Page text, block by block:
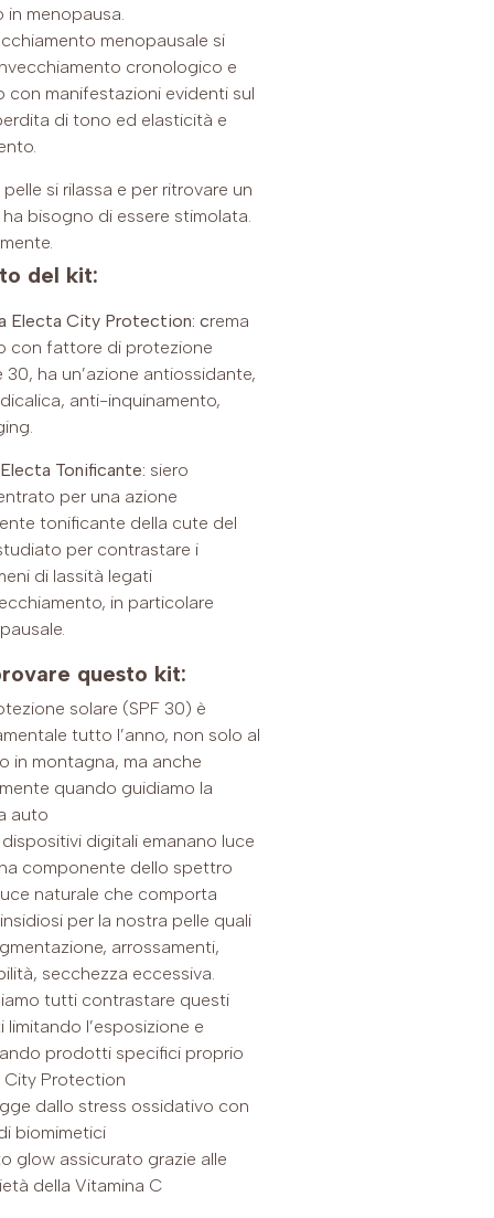
menopausa.
menopausale si
cronologico e
manifestazioni evidenti sul
di tono ed elasticità e
si rilassa e per ritrovare un
bisogno di essere stimolata.
del kit:
Electa City Protection: crema
con fattore di protezione
30, ha un’azione antiossidante,
anti-inquinamento,
Tonificante: siero
per una azione
tonificante della cute del
per contrastare i
di lassità legati
in particolare
questo kit:
solare (SPF 30) è
tutto l’anno, non solo al
in montagna, ma anche
quando guidiamo la
auto
digitali emanano luce
componente dello spettro
naturale che comporta
per la nostra pelle quali
arrossamenti,
secchezza eccessiva.
tutti contrastare questi
limitando l’esposizione e
prodotti specifici proprio
City Protection
dallo stress ossidativo con
biomimetici
glow assicurato grazie alle
della Vitamina C